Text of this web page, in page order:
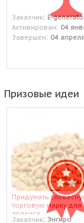
Заказчик: E-
Активирован: 04
Завершён: 04
Призовые идеи
Придумать
торговую марку для
арахиса
Заказчик: Энгиро